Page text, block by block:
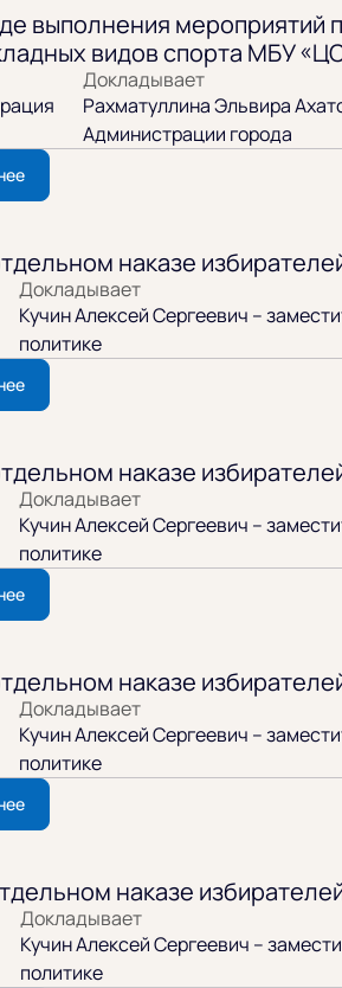
выполнения мероприятий
видов спорта МБУ
Докладывает
Рахматуллина Эльвира
Администрации города
наказе
Докладывает
Кучин Алексей Сергеевич –
политике
наказе
Докладывает
Кучин Алексей Сергеевич –
политике
наказе
Докладывает
Кучин Алексей Сергеевич –
политике
наказе
Докладывает
Кучин Алексей Сергеевич –
политике